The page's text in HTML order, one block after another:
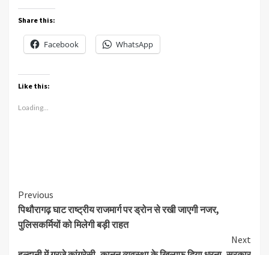
Share this:
Facebook WhatsApp
Like this:
Loading...
Continue
Reading
Previous
पिथौरागढ़ घाट राष्ट्रीय राजमार्ग पर ड्रोन से रखी जाएगी नजर,
पुलिसकर्मियों को मिलेगी बड़ी राहत
Next